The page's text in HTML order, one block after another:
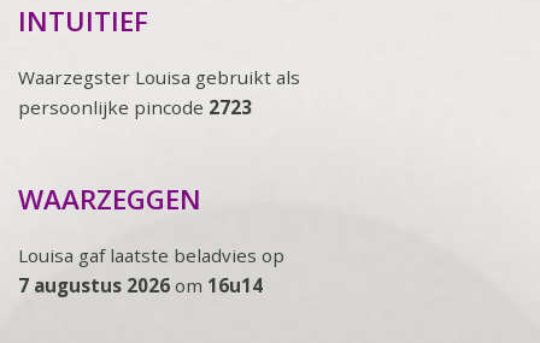
INTUITIEF
Waarzegster Louisa gebruikt als
persoonlijke pincode 2723
WAARZEGGEN
Louisa gaf laatste beladvies op
7 augustus 2026 om 16u14